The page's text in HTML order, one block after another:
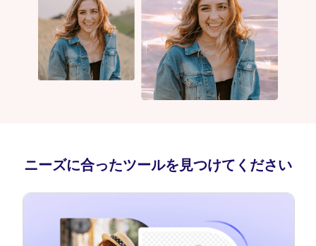
ニーズに合ったツールを見つけてください